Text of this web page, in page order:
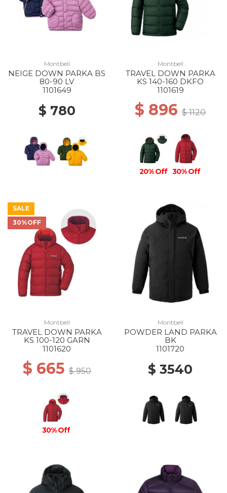
Montbell
NEIGE DOWN PARKA BS
80-90 LV
1101649
$ 780
Montbell
TRAVEL DOWN PARKA
KS 140-160 DKFO
1101619
$ 896 $ 1120
20% Off 30% Off
SALE
30%OFF
Montbell
TRAVEL DOWN PARKA
KS 100-120 GARN
1101620
$ 665$ 950
30% Off
Montbell
POWDER LAND PARKA
BK
1101720
$ 3540